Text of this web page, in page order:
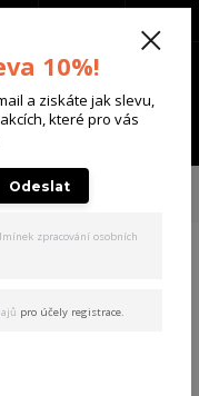
Menu
Insights Urban
10%!
a ziskáte jak slevu,
které pro vás
Odeslat
zpracování osobních
pro účely registrace.